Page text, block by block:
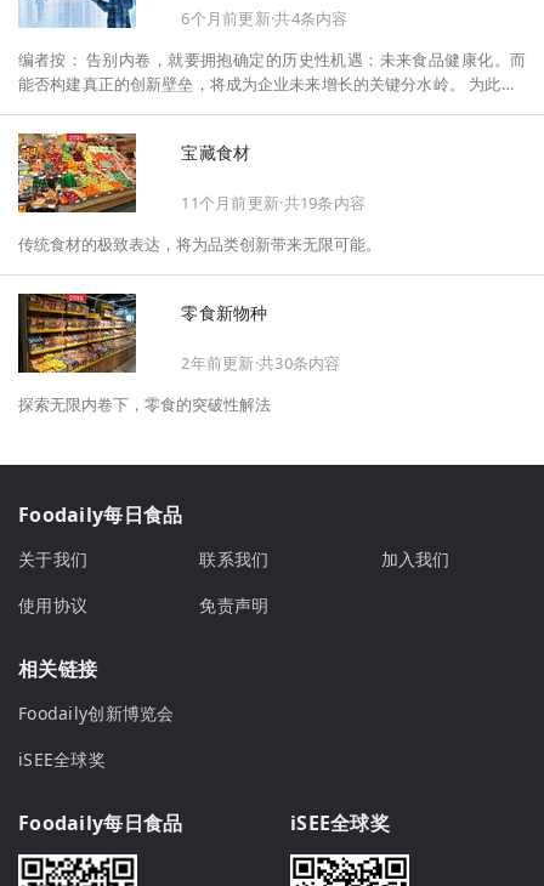
6个月前更新·共4条内容
编者按： 告别内卷，就要拥抱确定的历史性机遇：未来食品健康化。而
能否构建真正的创新壁垒，将成为企业未来增长的关键分水岭。 为此，F
将以“创新产品”透视“未来机会”，以全球视野探寻中国机遇、增长解法，
拆解年度标杆的增长逻辑与谋篇布局，深挖“药食同源”“低GI”“老龄营
养”“清洁标签”等热门赛道的爆品基因，从趋势预判、品类创新、未来增长
机会、企业战略布局以及渠道变革等，为行业提供务实、前瞻的开年创新
宝藏食材
11个月前更新·共19条内容
传统食材的极致表达，将为品类创新带来无限可能。
零食新物种
2年前更新·共30条内容
探索无限内卷下，零食的突破性解法
Foodaily每日食品
关于我们 联系我们
加入我们
使用协议
免责声明
相关链接
Foodaily创新博览会
iSEE全球奖
Foodaily每日食品 iSEE全球奖